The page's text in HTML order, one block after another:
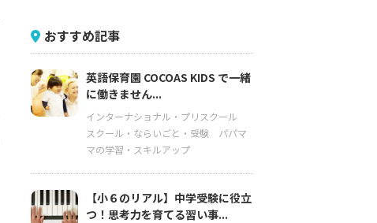
おすすめ記事
英語保育園 COCOAS KIDS で一緒
に働きません...
インターナショナル・プリスクール
スクール・ならいごと・受験
パパマ
マの学習・スキルアップ
【小６のリアル】中学受験に役立
つ！思考力を育てる習い事...